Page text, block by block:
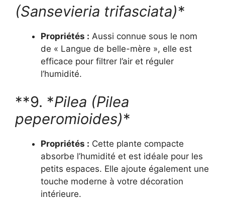
(Sansevieria trifasciata)*
Propriétés : Aussi connue sous le nom
de « Langue de belle-mère », elle est
efficace pour filtrer l’air et réguler
l’humidité.
**9. *Pilea (Pilea
peperomioides)*
Propriétés : Cette plante compacte
absorbe l’humidité et est idéale pour les
petits espaces. Elle ajoute également une
touche moderne à votre décoration
intérieure.